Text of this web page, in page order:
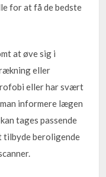
for at få de bedste
at øve sig i
eller
eller har svært
informere lægen
tages passende
tilbyde beroligende